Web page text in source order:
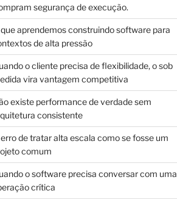
segurança de execução.
que aprendemos construindo software para
de alta pressão
o cliente precisa de flexibilidade, o sob
vira vantagem competitiva
existe performance de verdade sem
consistente
erro de tratar alta escala como se fosse um
comum
o software precisa conversar com uma
crítica